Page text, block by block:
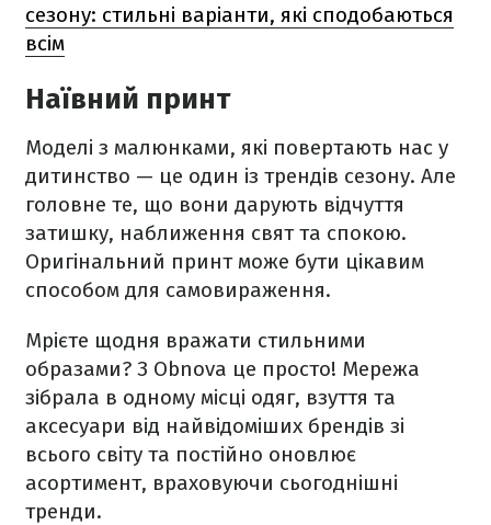
сезону: стильні варіанти, які сподобаються
всім
Наївний принт
Моделі з малюнками, які повертають нас у
дитинство — це один із трендів сезону. Але
головне те, що вони дарують відчуття
затишку, наближення свят та спокою.
Оригінальний принт може бути цікавим
способом для самовираження.
Мрієте щодня вражати стильними
образами? З Obnova це просто! Мережа
зібрала в одному місці одяг, взуття та
аксесуари від найвідоміших брендів зі
всього світу та постійно оновлює
асортимент, враховуючи сьогоднішні
тренди.